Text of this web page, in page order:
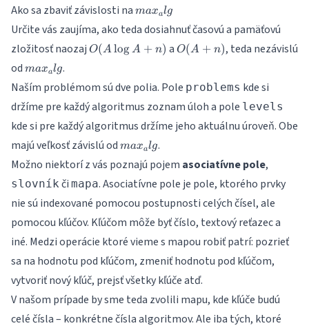
Ako sa zbaviť závislosti na max_alg
maxalg
Určite vás zaujíma, ako teda dosiahnuť časovú a pamäťovú
zložitosť naozaj O(A\log
A + n)
O(A log A + n) a O(A
+ n)
O(A + n), teda nezávislú
od max_alg
maxalg.
Naším problémom sú dve polia. Pole problems kde si
držíme pre každý algoritmus zoznam úloh a pole levels
kde si pre každý algoritmus držíme jeho aktuálnu úroveň. Obe
majú veľkosť závislú od max_alg
maxalg.
Možno niektorí z vás poznajú pojem asociatívne pole,
slovník či mapa. Asociatívne pole je pole, ktorého prvky
nie sú indexované pomocou postupnosti celých čísel, ale
pomocou kľúčov. Kľúčom môže byť číslo, textový reťazec a
iné. Medzi operácie ktoré vieme s mapou robiť patrí: pozrieť
sa na hodnotu pod kľúčom, zmeniť hodnotu pod kľúčom,
vytvoriť nový kľúč, prejsť všetky kľúče atď.
V našom prípade by sme teda zvolili mapu, kde kľúče budú
celé čísla – konkrétne čísla algoritmov. Ale iba tých, ktoré